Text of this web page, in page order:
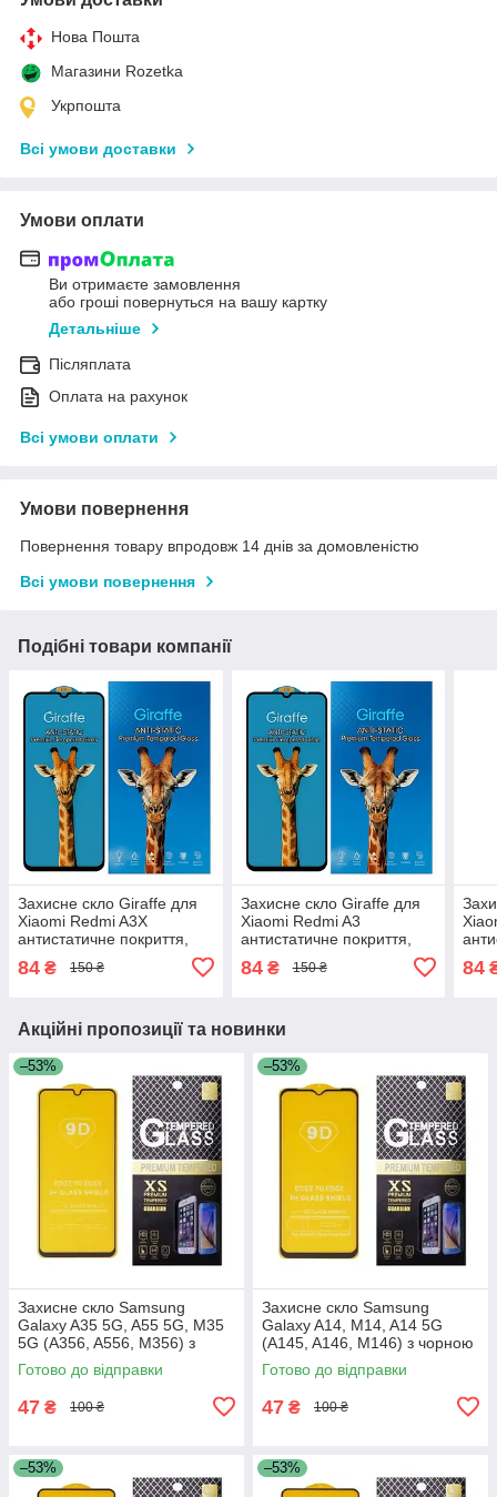
Нова Пошта
Магазини Rozetka
Укрпошта
Всі умови доставки
Умови оплати
Ви отримаєте замовлення
або гроші повернуться на вашу картку
Детальніше
Післяплата
Оплата на рахунок
Всі умови оплати
Умови повернення
Повернення товару впродовж 14 днів за домовленістю
Всі умови повернення
Подібні товари компанії
Захисне скло Giraffe для
Xiaomi Redmi A3X
антистатичне покриття,
рамкою
84 ₴ 150 ₴
Захисне скло Giraffe для
Xiaomi Redmi A3
антистатичне покриття,
рамкою
84₴ 150 ₴ 84
Акційні пропозиції та новинки
–53%
Захисне скло Samsung
Galaxy A35 5G, A55 5G, M35
5G (A356, A556, M356) з
чорною рамкою
Готово до відправки
47 ₴ 100 ₴
–53%
Захисне скло Samsung
Galaxy A14, M14, A14 5G
(A145, A146, M146) з чорною
рамкою
Готово до відправки
47 ₴ 100 ₴
–53% –53%